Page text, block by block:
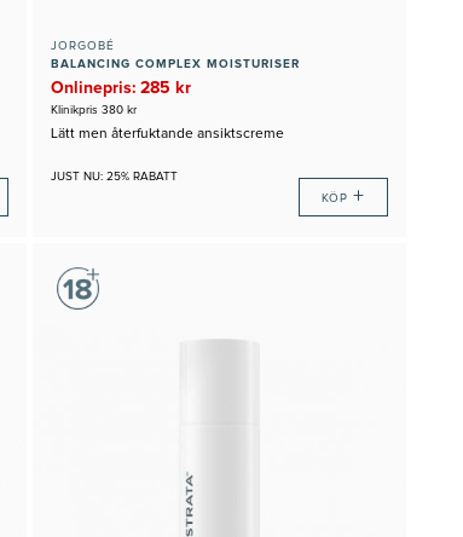
JORGOBÉ
BALANCING COMPLEX MOISTURISER
Onlinepris: 285 kr
Klinikpris 380 kr
Lätt men återfuktande ansiktscreme
JUST NU: 25% RABATT
KÖP +